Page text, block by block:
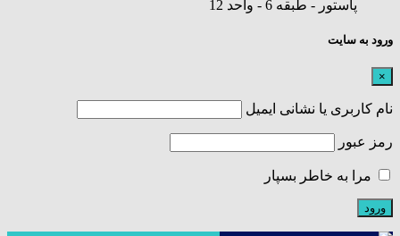
پاستور - طبقه 6 - واحد 12
ورود به سایت
×
نام کاربری یا نشانی ایمیل
رمز عبور
مرا به خاطر بسپار